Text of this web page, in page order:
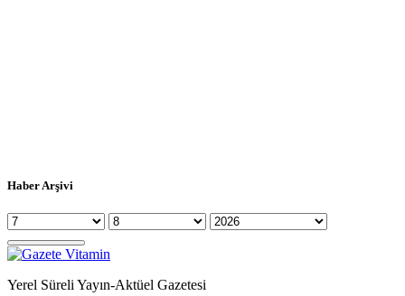
Haber Arşivi
Yerel Süreli Yayın-Aktüel Gazetesi